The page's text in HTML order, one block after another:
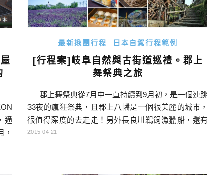
通
，
最新揪團行程 日本自駕行程範例
[行程案]岐阜自然與古街道巡禮。郡上
舞祭典之旅
郡上舞祭典從7月中一直持續到9月初，是一個連
33夜的瘋狂祭典，且郡上八幡是一個很美麗的城市，
很值得深度的去走走！另外長良川鵜飼漁獵船，還有
妻籠、馬籠這些中山道舊有的宿場町，都很有特色，
2015-04-21